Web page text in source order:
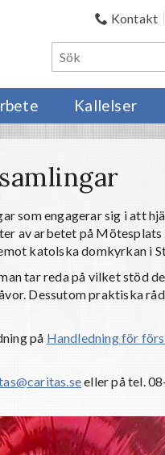
Kontakt
Kallelser
som engagerar sig i att
av arbetet på Mötesplats
katolska domkyrkan i
tar reda på vilket stöd
Dessutom praktiska råd
på Handledning för
eller på tel.